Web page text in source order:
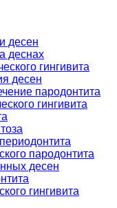
десен
деснах
гингивита
десен
пародонтита
гингивита
пародонтита
десен
гингивита